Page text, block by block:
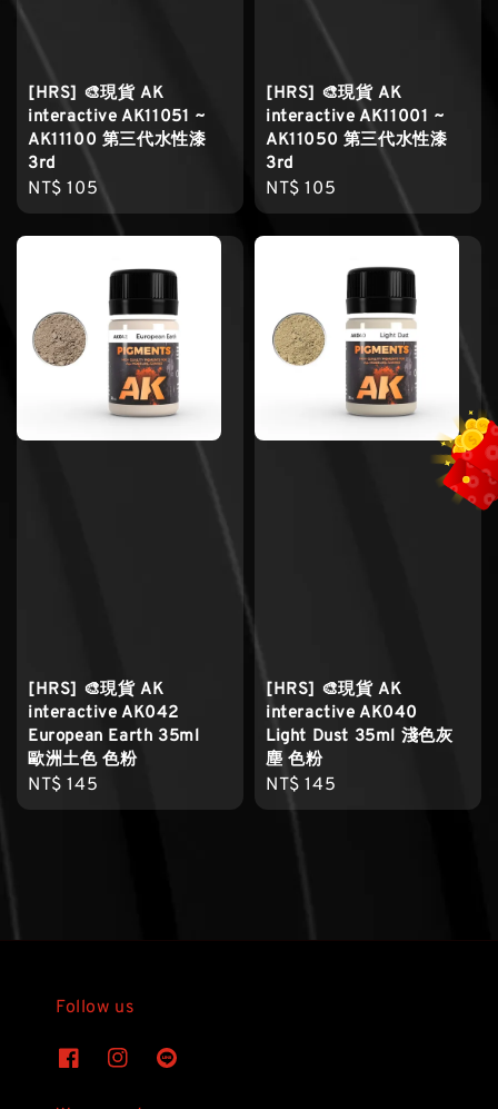
[HRS] 🎨現貨 AK
interactive AK11051 ~
AK11100 第三代水性漆
3rd
Regular
price
NT$ 105
[HRS] 🎨現貨 AK
interactive AK11001 ~
AK11050 第三代水性漆
3rd
Regular
price
NT$ 105
[HRS] 🎨現貨 AK
interactive AK042
European Earth 35ml
歐洲土色 色粉
Regular
price
NT$ 145
[HRS] 🎨現貨 AK
interactive AK040
Light Dust 35ml 淺色灰
塵 色粉
Regular
price
NT$ 145
Follow us